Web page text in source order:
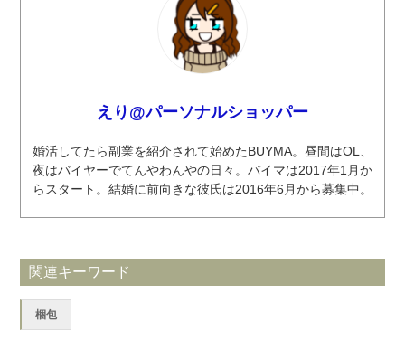
えり@パーソナルショッパー
婚活してたら副業を紹介されて始めたBUYMA。昼間はOL、
夜はバイヤーでてんやわんやの日々。バイマは2017年1月か
らスタート。結婚に前向きな彼氏は2016年6月から募集中。
関連キーワード
梱包